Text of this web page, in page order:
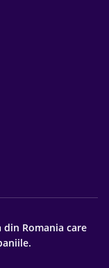
Romania care